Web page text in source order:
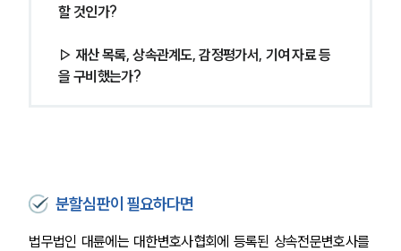
할 것인가?
▷ 재산 목록, 상속관계도, 감정평가서, 기여 자료 등
을 구비했는가?
분할심판이 필요하다면
법무법인 대륜에는 대한변호사협회에 등록된 상속전문변호사를